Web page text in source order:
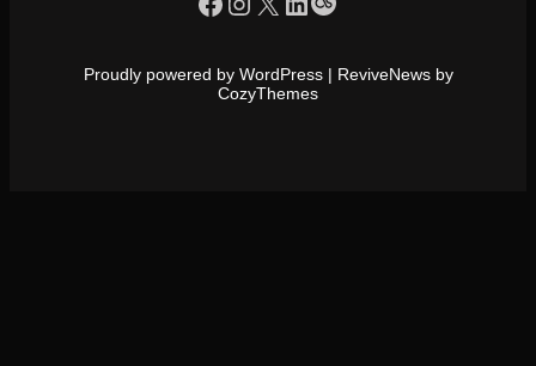
Proudly powered by WordPress | ReviveNews by
CozyThemes